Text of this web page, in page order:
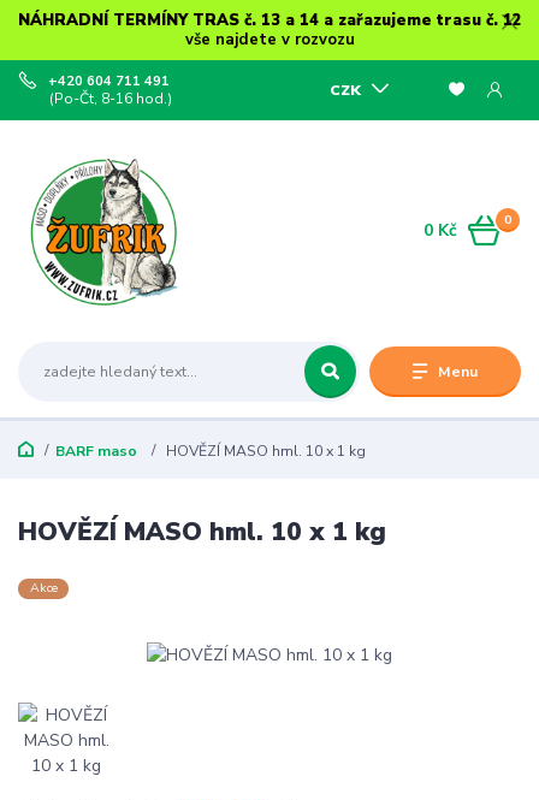
NÁHRADNÍ TERMÍNY TRAS č. 13 a 14 a zařazujeme trasu č. 12
vše najdete v rozvozu
Menu
CZK
+420 604 711 491
(Po-Čt, 8-16 hod.)
0
0 Kč
BARF maso HOVĚZÍ MASO hml. 10 x 1 kg
HOVĚZÍ MASO hml. 10 x 1 kg
Akce